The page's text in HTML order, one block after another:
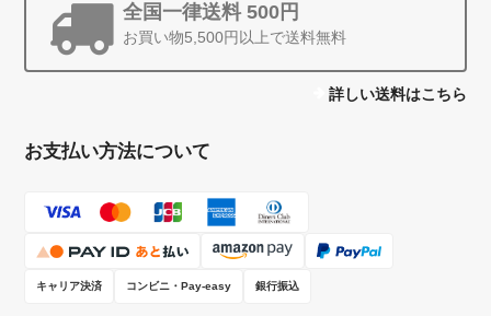
全国一律送料 500円
お買い物5,500円以上で送料無料
詳しい送料はこちら
お支払い方法について
キャリア決済 コンビニ・Pay-easy 銀行振込